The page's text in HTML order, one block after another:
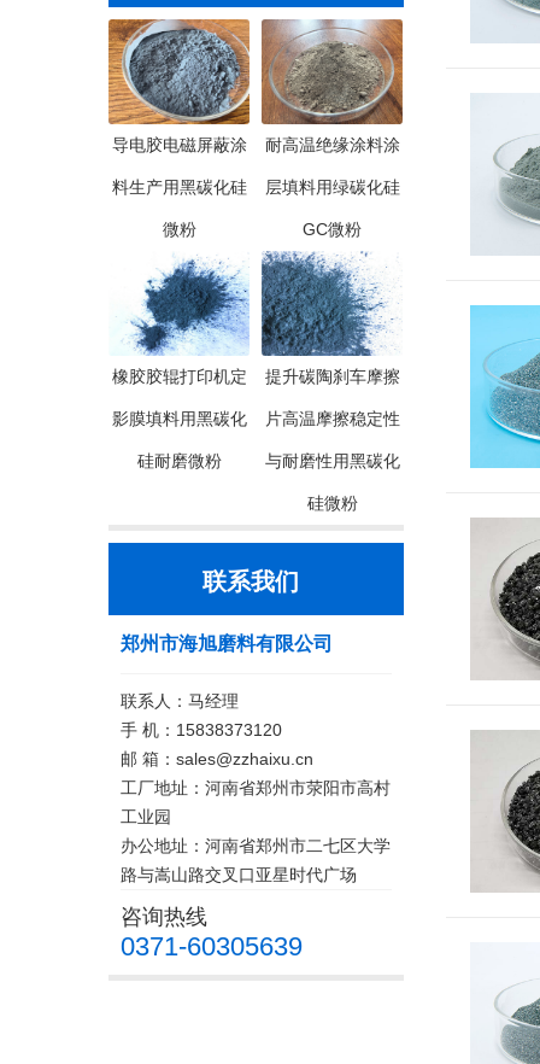
导电胶电磁屏蔽涂
料生产用黑碳化硅
微粉
耐高温绝缘涂料涂
层填料用绿碳化硅
GC微粉
橡胶胶辊打印机定
影膜填料用黑碳化
硅耐磨微粉
提升碳陶刹车摩擦
片高温摩擦稳定性
与耐磨性用黑碳化
硅微粉
联系我们
郑州市海旭磨料有限公司
联系人：马经理
手 机：15838373120
邮 箱：sales@zzhaixu.cn
工厂地址：河南省郑州市荥阳市高村
工业园
办公地址：河南省郑州市二七区大学
路与嵩山路交叉口亚星时代广场
咨询热线
0371-60305639